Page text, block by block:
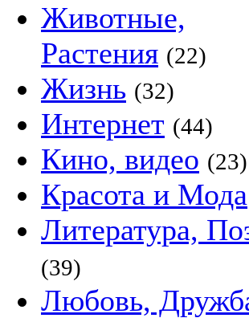
Животные,
Растения (22)
Жизнь (32)
Интернет (44)
Кино, видео (23)
Красота и Мода
Литература,
(39)
Любовь,